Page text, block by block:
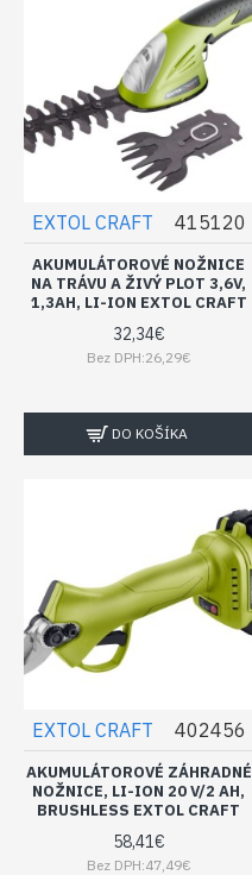
EXTOL CRAFT 415120
AKUMULÁTOROVÉ NOŽNICE
NA TRÁVU A ŽIVÝ PLOT 3,6V,
1,3AH, LI-ION EXTOL CRAFT
32,34€
Bez DPH:26,29€
DO KOŠÍKA
EXTOL CRAFT 402456
AKUMULÁTOROVÉ ZÁHRADNÉ
NOŽNICE, LI-ION 20 V/2 AH,
BRUSHLESS EXTOL CRAFT
58,41€
Bez DPH:47,49€